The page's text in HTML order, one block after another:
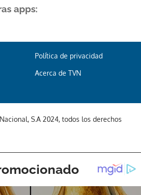
apps:
Política de privacidad
Acerca de TVN
S.A 2024, todos los derechos